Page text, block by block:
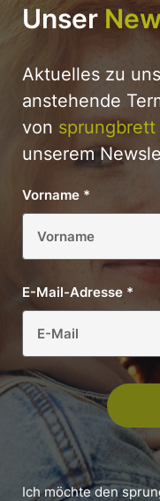
Unser
Aktuelles zu
anstehende
von sprungbrett
unserem
Vorname *
E-Mail-Adresse *
Ich möchte den